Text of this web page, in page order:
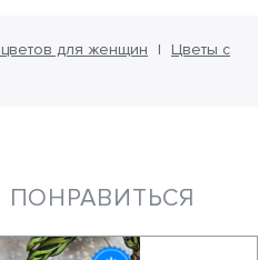
для женщин
Цветы с